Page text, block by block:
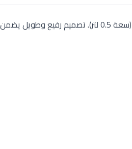
فرشاة تنظيف الزجاجات من يورك (سعة 0.5